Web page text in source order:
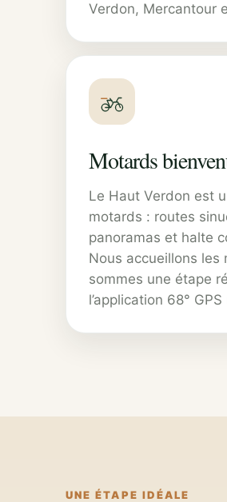
Verdon, Mercantour
Motards
Le Haut Verdon est
motards : routes
panoramas et halte
Nous accueillons les
sommes une étape
l’application 68°
UNE ÉTAPE IDÉALE